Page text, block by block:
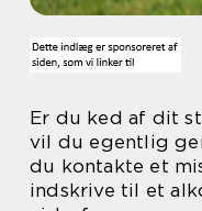
Er du ked af dit
vil du egentlig
du kontakte et
indskrive til et